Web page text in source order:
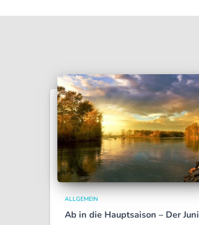
ALLGEMEIN
Ab in die Hauptsaison – Der Juni